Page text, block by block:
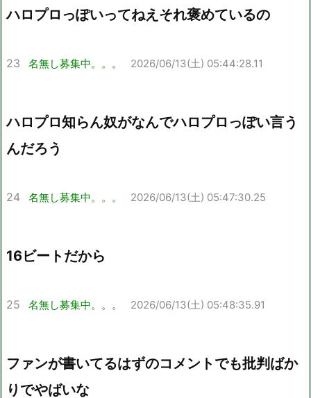
ハロプロっぽいってねえそれ褒めているの
23 名無し募集中。。。 2026/06/13(土) 05:44:28.11
ハロプロ知らん奴がなんでハロプロっぽい言う
んだろう
24 名無し募集中。。。 2026/06/13(土) 05:47:30.25
16ビートだから
25 名無し募集中。。。 2026/06/13(土) 05:48:35.91
ファンが書いてるはずのコメントでも批判ばか
りでやばいな